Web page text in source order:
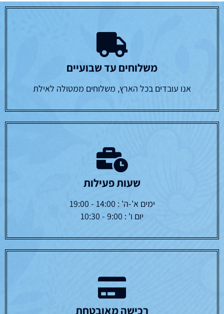
משלוחים עד שבועיים
אנו עובדים בכל הארץ, משלוחים ממטולה לאילת
שעות פעילות
ימים א'-ה' : 14:00 - 19:00
יום ו' : 9:00 - 10:30
רכישה מאובטחת